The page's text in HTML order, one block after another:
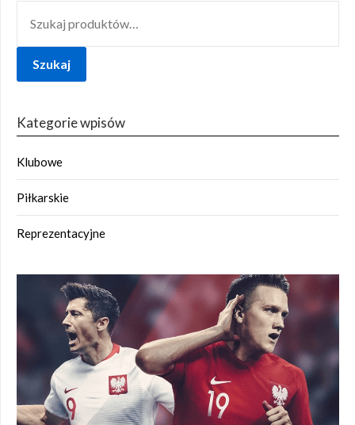
Szukaj
Kategorie wpisów
Klubowe
Piłkarskie
Reprezentacyjne